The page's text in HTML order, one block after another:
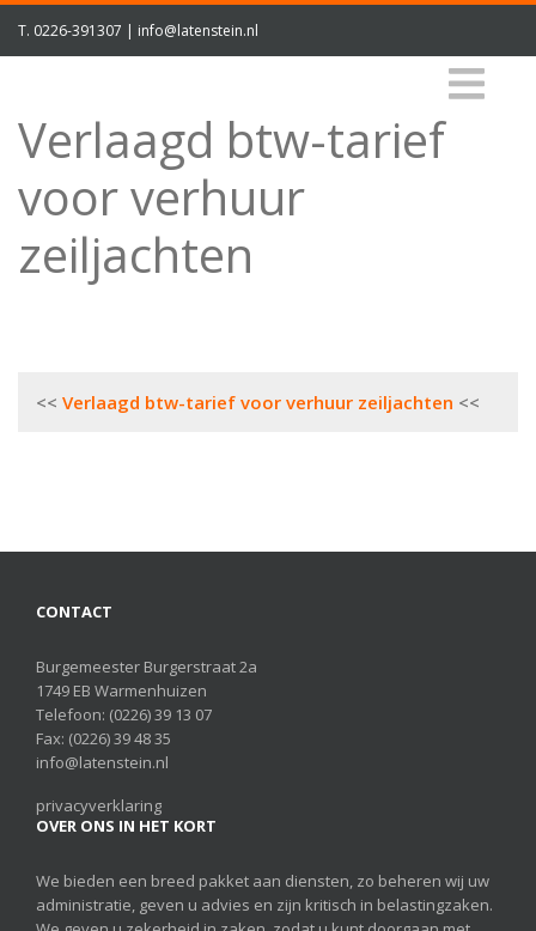
T. 0226-391307 | info@latenstein.nl
Verlaagd btw-tarief
voor verhuur
zeiljachten
Bericht
Verlaagd btw-tarief voor verhuur zeiljachten
CONTACT
Burgemeester Burgerstraat 2a
1749 EB Warmenhuizen
Telefoon: (0226) 39 13 07
Fax: (0226) 39 48 35
info@latenstein.nl
privacyverklaring
OVER ONS IN HET KORT
We bieden een breed pakket aan diensten, zo beheren wij uw
administratie, geven u advies en zijn kritisch in belastingzaken.